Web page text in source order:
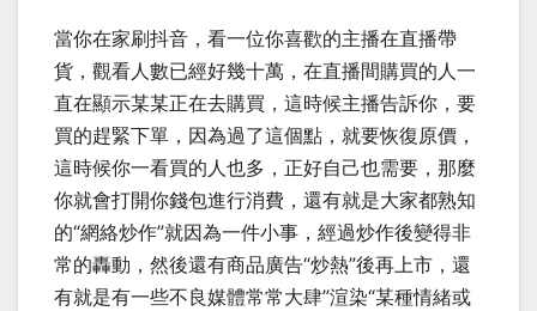
當你在家刷抖音，看一位你喜歡的主播在直播帶
貨，觀看人數已經好幾十萬，在直播間購買的人一
直在顯示某某正在去購買，這時候主播告訴你，要
買的趕緊下單，因為過了這個點，就要恢復原價，
這時候你一看買的人也多，正好自己也需要，那麼
你就會打開你錢包進行消費，還有就是大家都熟知
的“網絡炒作”就因為一件小事，經過炒作後變得非
常的轟動，然後還有商品廣告“炒熱”後再上市，還
有就是有一些不良媒體常常大肆”渲染“某種情緒或